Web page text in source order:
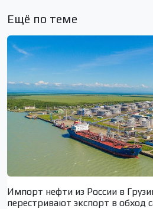
Ещё по теме
Импорт нефти из России в
перестривают экспорт в обход